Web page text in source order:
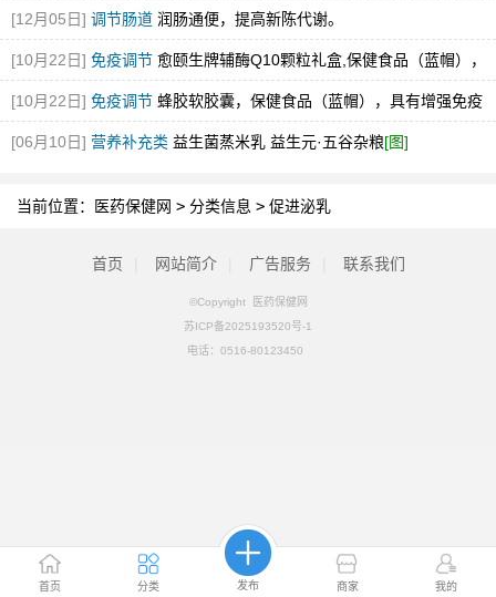
首页 分类 发布 商家 我的
[12月05日] 调节肠道 润肠通便，提高新陈代谢。
[10月22日] 免疫调节 愈颐生牌辅酶Q10颗粒礼盒,保健食品（蓝帽），
有助于增强免疫[图]
[10月22日] 免疫调节 蜂胶软胶囊，保健食品（蓝帽），具有增强免疫
力的保健功能[图]
[06月10日] 营养补充类 益生菌蒸米乳 益生元·五谷杂粮[图]
当前位置： 医药保健网 > 分类信息 > 促进泌乳
首页 网站简介 广告服务 联系我们
©Copyright 医药保健网
苏ICP备2025193520号-1
电话： 0516-80123450